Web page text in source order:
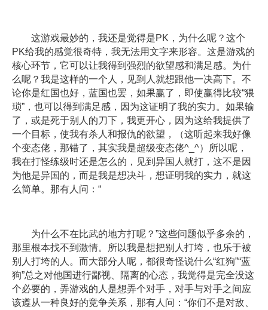
这游戏最妙的，我还是觉得是PK，为什么呢？这个
PK给我的感觉很奇特，我无法用文字来形容。这是游戏的
核心环节，它可以让我得到强烈的欲望感和满足感。为什
么呢？我是这样的一个人，见到人就想跟他一决高下。不
论你是红国也好，蓝国也罢，如果赢了，即使赢得比较“猥
琐”，也可以得到满足感，因为这证明了我的实力。如果输
了，或是死于别人的刀下，我更开心，因为这给我提供了
一个目标，使我有杀人和报仇的欲望，（这听起来我好像
个变态佬，那错了，其实我是超级变态佬^_^）所以呢，
我在打怪练级时还是怎么的，见到异国人就打，这不是因
为他是异国的，而是我是想决斗，想证明我的实力，就这
么简单。那有人问：“
为什么不在比武的地方打呢？”这些问题似乎多余的，
那里根本找不到激情。所以我是想把别人打垮，也乐于被
别人打垮的人。而大部分人呢，都很奇怪说什么“红狗”“蓝
狗”总之对他国进行鄙视、隔离的心态，我觉得是完全没这
个必要的，弄游戏的人是想弄个对手，对手与对手之间应
该遵从一种良好的竞争关系，那有人问：“你们不是对敌、